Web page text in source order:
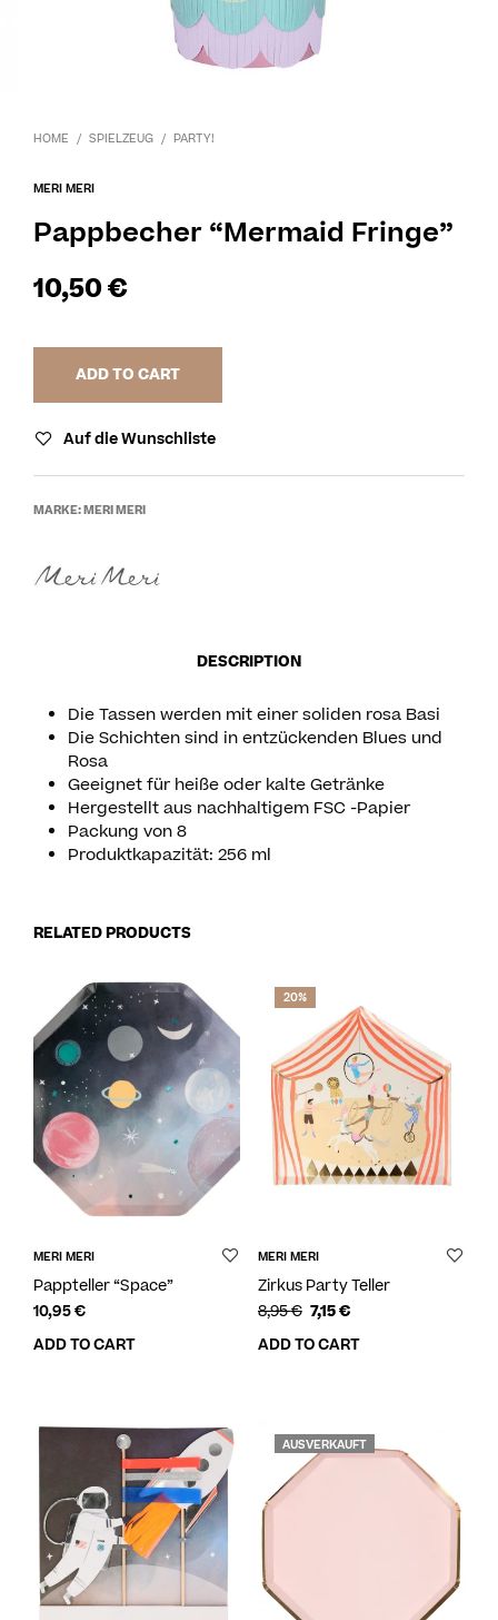
HOME / SPIELZEUG / PARTY!
MERI MERI
Pappbecher “Mermaid Fringe”
10,50€
ADD TO CART
Auf die Wunschliste
MARKE:MERI MERI
DESCRIPTION
Die Tassen werden mit einer soliden rosa Basi
Die Schichten sind in entzückenden Blues und
Rosa
Geeignet für heiße oder kalte Getränke
Hergestellt aus nachhaltigem FSC -Papier
Packung von 8
Produktkapazität: 256 ml
RELATED PRODUCTS
MERI MERI
Pappteller “Space”
10,95€
ADD TO CART
20%
MERI MERI
Zirkus Party Teller
8,95€ 7,15€
ADD TO CART
AUSVERKAUFT